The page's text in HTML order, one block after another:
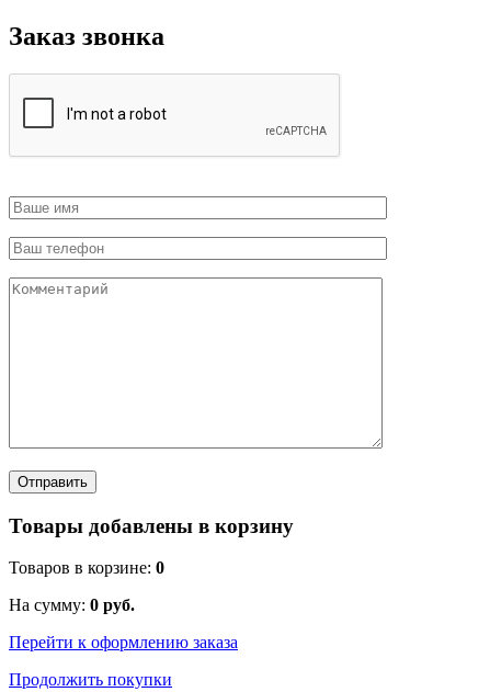
Заказ звонка
Товары добавлены в корзину
Товаров в корзине: 0
На сумму: 0 руб.
Перейти к оформлению заказа
Продолжить покупки